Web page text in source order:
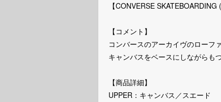
【CONVERSE
【コメント】
コンバースのアーカイヴのローフ
キャンバスをベースにしながらも
【商品詳細】
UPPER：キャンバス／スエード